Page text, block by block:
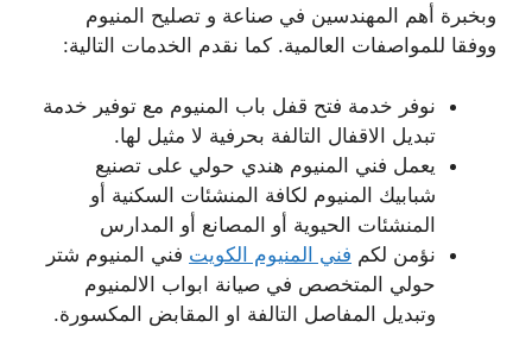
وبخبرة أهم المهندسين في صناعة و تصليح المنيوم
ووفقا للمواصفات العالمية. كما نقدم الخدمات التالية:
نوفر خدمة فتح قفل باب المنيوم مع توفير خدمة
تبديل الاقفال التالفة بحرفية لا مثيل لها.
يعمل فني المنيوم هندي حولي على تصنيع
شبابيك المنيوم لكافة المنشئات السكنية أو
المنشئات الحيوية أو المصانع أو المدارس
نؤمن لكم فني المنيوم الكويت فني المنيوم شتر
حولي المتخصص في صيانة ابواب الالمنيوم
وتبديل المفاصل التالفة او المقابض المكسورة.